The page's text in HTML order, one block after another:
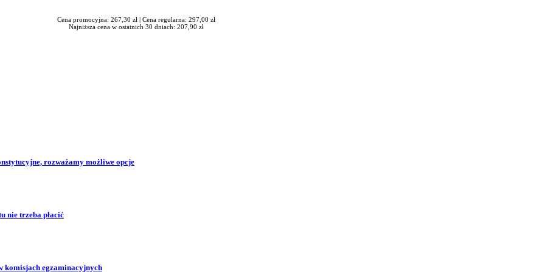
Cena promocyjna: 267,30 zł | Cena regularna: 297,00 zł
Najniższa cena w ostatnich 30 dniach: 207,90 zł
rozważamy możliwe opcje
nie trzeba płacić
komisjach egzaminacyjnych